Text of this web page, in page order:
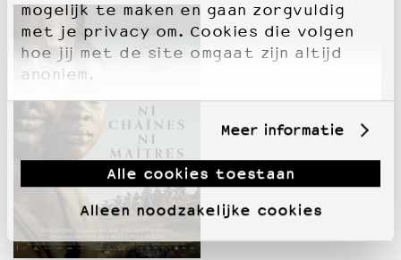
mogelijk te maken en gaan zorgvuldig
met je privacy om. Cookies die volgen
hoe jij met de site omgaat zijn altijd
anoniem.
Meer informatie
Alle cookies toestaan
Alleen noodzakelijke cookies